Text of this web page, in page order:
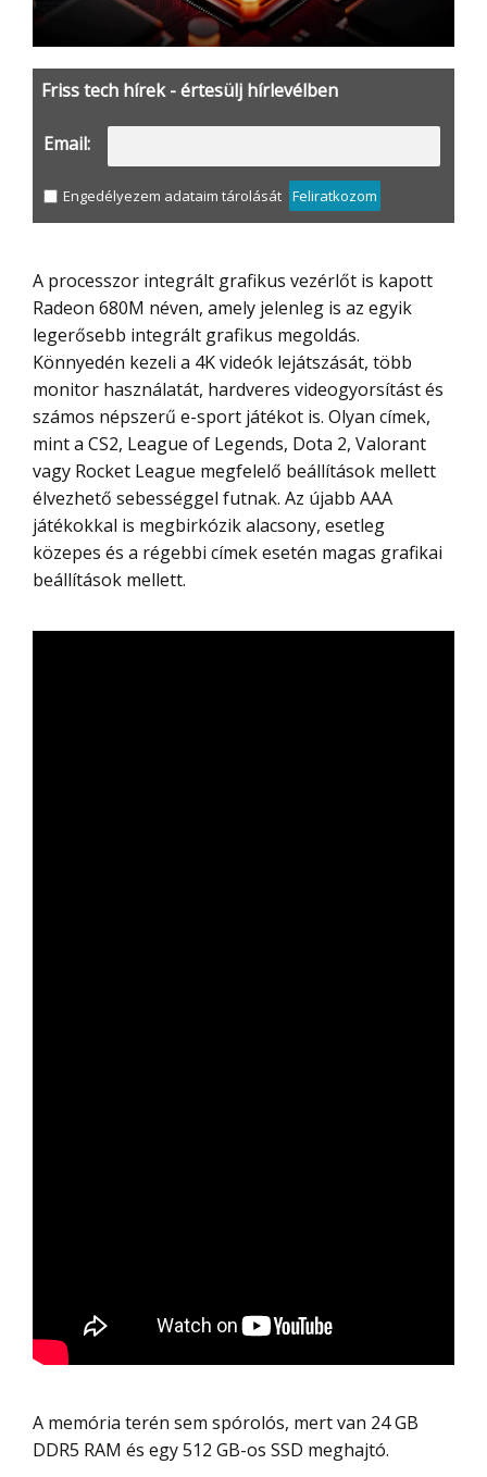
Friss tech hírek - értesülj hírlevélben
Email:
Engedélyezem adataim tárolását Feliratkozom
A processzor integrált grafikus vezérlőt is kapott
Radeon 680M néven, amely jelenleg is az egyik
legerősebb integrált grafikus megoldás.
Könnyedén kezeli a 4K videók lejátszását, több
monitor használatát, hardveres videogyorsítást és
számos népszerű e-sport játékot is. Olyan címek,
mint a CS2, League of Legends, Dota 2, Valorant
vagy Rocket League megfelelő beállítások mellett
élvezhető sebességgel futnak. Az újabb AAA
játékokkal is megbirkózik alacsony, esetleg
közepes és a régebbi címek esetén magas grafikai
beállítások mellett.
A memória terén sem spórolós, mert van 24 GB
DDR5 RAM és egy 512 GB-os SSD meghajtó.